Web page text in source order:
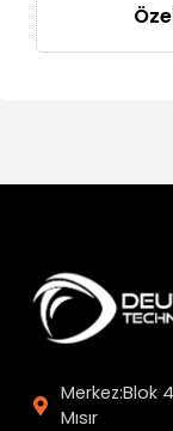
Merkez:Blok
Mısır